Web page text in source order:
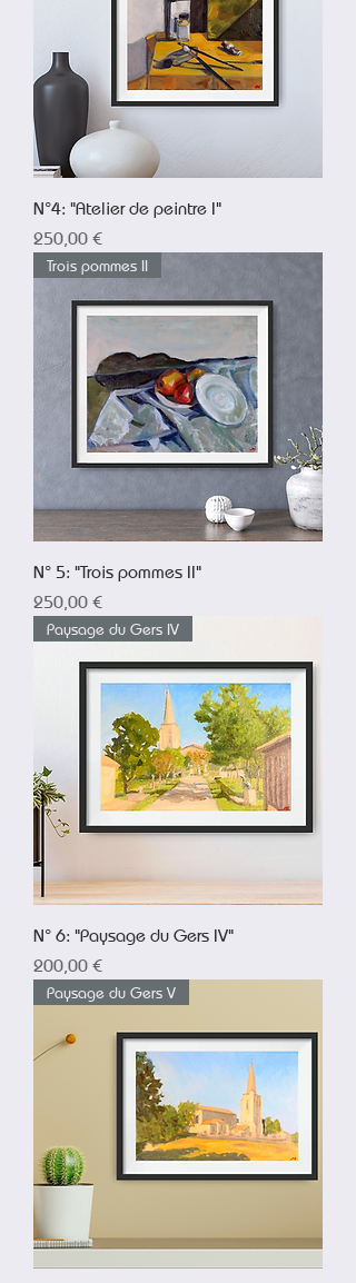
N°4: "Atelier de peintre I"
Prix
250,00 €
Trois pommes II
N° 5: "Trois pommes II"
Prix
250,00 €
Paysage du Gers IV
N° 6: "Paysage du Gers IV"
Prix
200,00 €
Paysage du Gers V